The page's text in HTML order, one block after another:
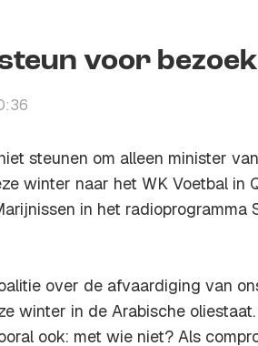
voor
steunen om alleen minister
winter naar het WK Voetbal in
in het radioprogramma
over de afvaardiging van
winter in de Arabische
ook: met wie niet? Als